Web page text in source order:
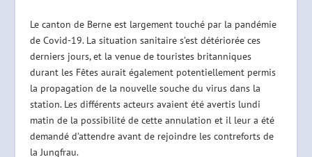
Le canton de Berne est largement touché par la pandémie
de Covid-19. La situation sanitaire s’est détériorée ces
derniers jours, et la venue de touristes britanniques
durant les Fêtes aurait également potentiellement permis
la propagation de la nouvelle souche du virus dans la
station. Les différents acteurs avaient été avertis lundi
matin de la possibilité de cette annulation et il leur a été
demandé d’attendre avant de rejoindre les contreforts de
la Jungfrau.